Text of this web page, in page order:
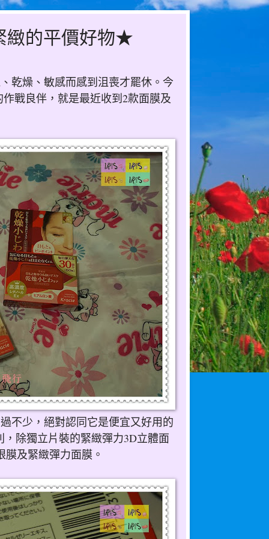
緻的平價好物★
乾燥、敏感而感到沮喪才罷休。今
戰良伴，就是最近收到2款面膜及
不少，絕對認同它是便宜又好用的
除獨立片裝的緊緻彈力3D立體面
及緊緻彈力面膜。